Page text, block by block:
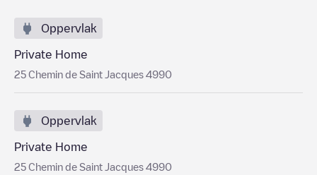
Oppervlak
Private Home
25 Chemin de Saint Jacques 4990
Oppervlak
Private Home
25 Chemin de Saint Jacques 4990